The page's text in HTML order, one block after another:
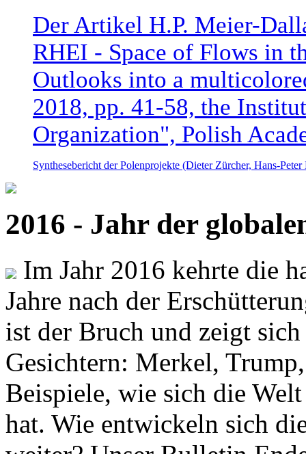
Der Artikel H.P. Meier-
RHEI - Space of Flows in
Outlooks into a
2018, pp. 41-58, the
Organization", Polish
Synthesebericht der Polenprojekte (Dieter Zürcher, Hans-
2016 - Jahr der
Im Jahr 2016 kehrte die
Jahre nach der
ist der Bruch und zeigt
Gesichtern: Merkel,
Beispiele, wie sich die
hat. Wie entwickeln sich